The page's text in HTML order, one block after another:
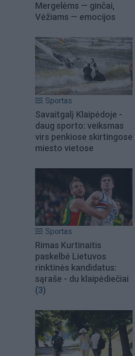
Mergelėms — ginčai,
Vėžiams — emocijos
Sportas
Savaitgalį Klaipėdoje -
daug sporto: veiksmas
virs penkiose skirtingose
miesto vietose
Sportas
Rimas Kurtinaitis
paskelbė Lietuvos
rinktinės kandidatus:
sąraše - du klaipėdiečiai
(3)